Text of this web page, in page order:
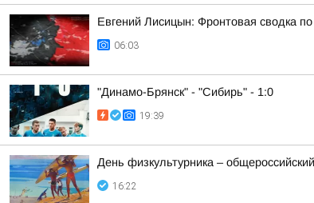
Евгений Лисицын: Фронтовая сводка
06:03
"Динамо-Брянск" - "Сибирь" - 1:0
19:39
День физкультурника –
16:22